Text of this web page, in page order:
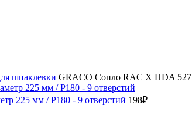
шпаклевки GRACO Сопло RAC X HDA 527
225 мм / P180 - 9 отверстий 198₽